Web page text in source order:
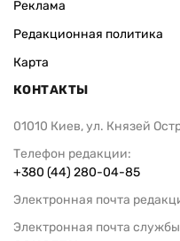
Реклама
Редакционная политика
Карта
КОНТАКТЫ
01010 Киев, ул. Князей
Телефон редакции:
+380 (44) 280-04-85
Электронная почта
Электронная почта